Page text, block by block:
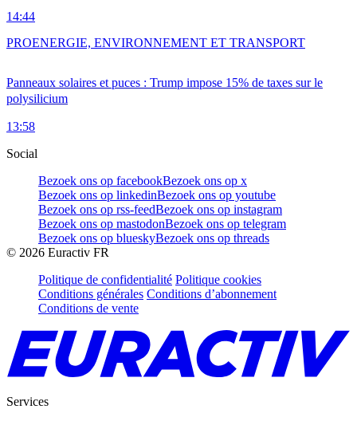
14:44
Panneaux solaires et puces : Trump impose 15% de taxes sur le
polysilicium
13:58
PROENERGIE, ENVIRONNEMENT ET TRANSPORT
Social
Bezoek ons op facebookBezoek ons op x
Bezoek ons op linkedinBezoek ons op youtube
Bezoek ons op rss-feedBezoek ons op instagram
Bezoek ons op mastodonBezoek ons op telegram
Bezoek ons op blueskyBezoek ons op threads
© 2026 Euractiv FR
Politique de confidentialité Politique cookies
Conditions générales Conditions d’abonnement
Conditions de vente
Services